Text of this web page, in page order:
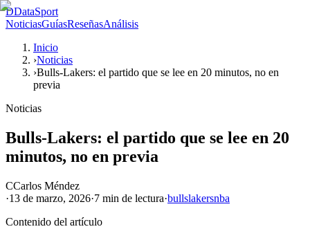
DDataSport
NoticiasGuíasReseñasAnálisis
Inicio
›Noticias
›Bulls-Lakers: el partido que se lee en 20 minutos, no en
previa
Noticias
Bulls-Lakers: el partido que se lee en 20
minutos, no en previa
CCarlos Méndez
·13 de marzo, 2026·7 min de lectura·bullslakersnba
Contenido del artículo